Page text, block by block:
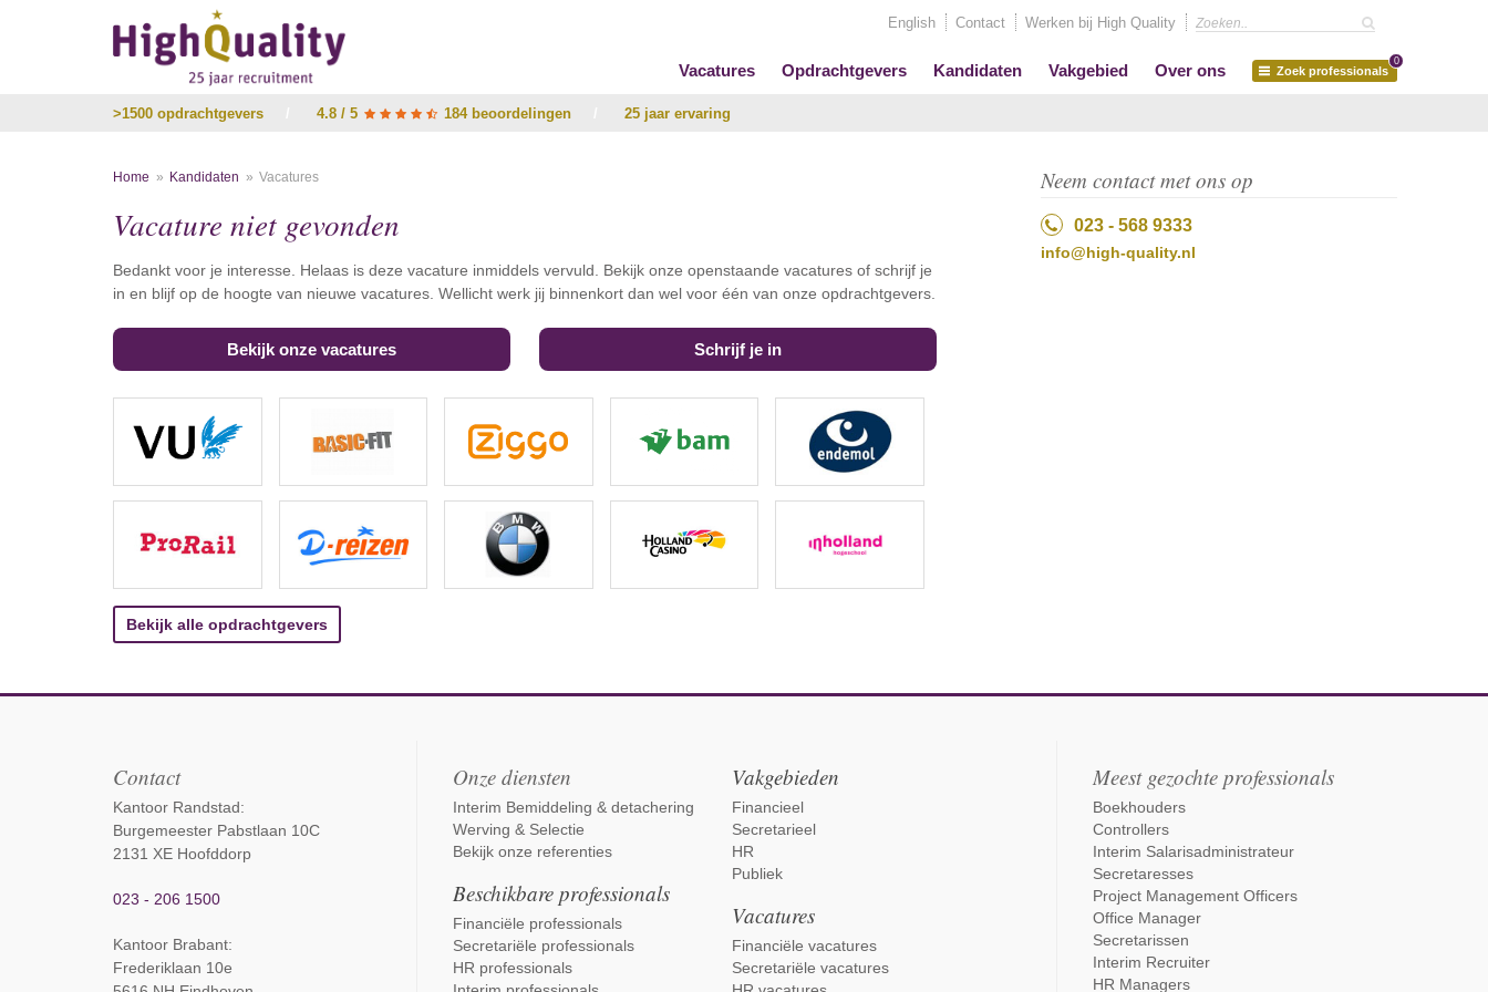
English Contact Werken bij High Quality
Vacatures Opdrachtgevers Kandidaten Vakgebied Over ons Zoek professionals
0
>1500 opdrachtgevers 4.8 / 5 184 beoordelingen 25 jaar ervaring
Home Kandidaten Vacatures
Vacature niet gevonden
Bedankt voor je interesse. Helaas is deze vacature inmiddels vervuld. Bekijk onze openstaande vacatures of schrijf je
in en blijf op de hoogte van nieuwe vacatures. Wellicht werk jij binnenkort dan wel voor één van onze opdrachtgevers.
Bekijk onze vacatures Schrijf je in
Bekijk alle opdrachtgevers
Neem contact met ons op
023 - 568 9333
info@high-quality.nl
Contact
Kantoor Randstad:
Burgemeester Pabstlaan 10C
2131 XE Hoofddorp
023 - 206 1500
Kantoor Brabant:
Frederiklaan 10e
Onze diensten
Interim Bemiddeling & detachering
Werving & Selectie
Bekijk onze referenties
Beschikbare professionals
Financiële professionals
Secretariële professionals
HR professionals
Vakgebieden
Financieel
Secretarieel
HR
Publiek
Vacatures
Financiële vacatures
Secretariële vacatures
Meest gezochte professionals
Boekhouders
Controllers
Interim Salarisadministrateur
Secretaresses
Project Management Officers
Office Manager
Secretarissen
Interim Recruiter
HR Managers